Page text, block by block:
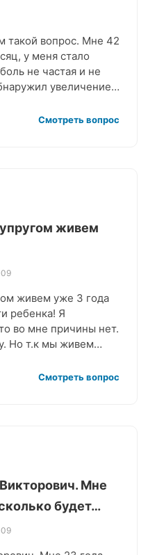
такой вопрос. Мне 42
у меня стало
не частая и не
увеличение…
Смотреть вопрос
живем
живем уже 3 года
ребенка! Я
во мне причины нет.
Но т.к мы живем…
Смотреть вопрос
Мне
будет…